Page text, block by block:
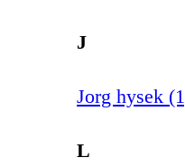
J
Jorg hysek
L